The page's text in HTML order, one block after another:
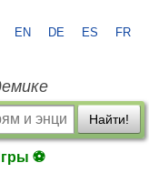
EN DE ES FR
Найти!
⚽